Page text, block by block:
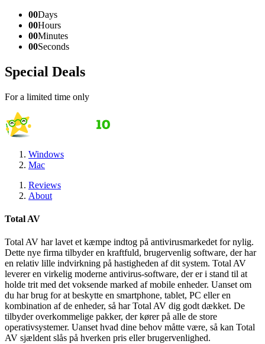
00Days
00Hours
00Minutes
00Seconds
Special Deals
For a limited time only
Windows
Mac
Reviews
About
Total AV
Total AV har lavet et kæmpe indtog på antivirusmarkedet for nylig.
Dette nye firma tilbyder en kraftfuld, brugervenlig software, der har
en relativ lille indvirkning på hastigheden af dit system. Total AV
leverer en virkelig moderne antivirus-software, der er i stand til at
holde trit med det voksende marked af mobile enheder. Uanset om
du har brug for at beskytte en smartphone, tablet, PC eller en
kombination af de enheder, så har Total AV dig godt dækket. De
tilbyder overkommelige pakker, der kører på alle de store
operativsystemer. Uanset hvad dine behov måtte være, så kan Total
AV sjældent slås på hverken pris eller brugervenlighed.